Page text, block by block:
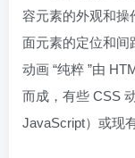
容元素的外观和操
面元素的定位和间
动画 “纯粹 ”由
而成，有些 CSS
JavaScript）或现